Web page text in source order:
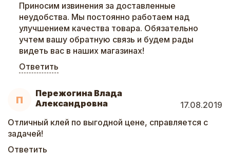
Приносим извинения за доставленные
неудобства. Мы постоянно работаем над
улучшением качества товара. Обязательно
учтем вашу обратную связь и будем рады
видеть вас в наших магазинах!
Ответить
П
Пережогина Влада
Александровна
17.08.2019
Отличный клей по выгодной цене, справляется с
задачей!
Ответить